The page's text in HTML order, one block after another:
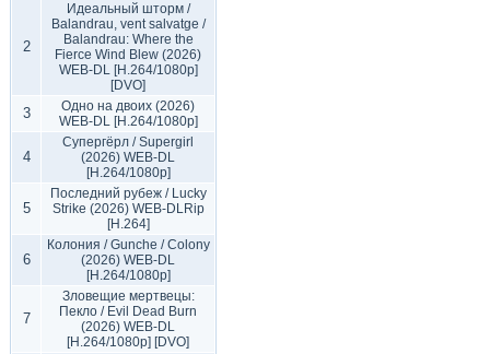
2
Идеальный шторм /
Balandrau, vent salvatge /
Balandrau: Where the
Fierce Wind Blew (2026)
WEB-DL [H.264/1080p]
[DVO]
3
Одно на двоих (2026)
WEB-DL [H.264/1080p]
4
Супергёрл / Supergirl
(2026) WEB-DL
[H.264/1080p]
5
Последний рубеж / Lucky
Strike (2026) WEB-DLRip
[H.264]
6
Колония / Gunche / Colony
(2026) WEB-DL
[H.264/1080p]
7
Зловещие мертвецы:
Пекло / Evil Dead Burn
(2026) WEB-DL
[H.264/1080p] [DVO]